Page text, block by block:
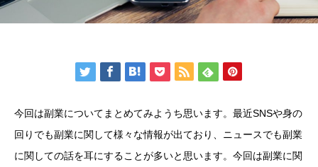
今回は副業についてまとめてみようち思います。最近SNSや身の
回りでも副業に関して様々な情報が出ており、ニュースでも副業
に関しての話を耳にすることが多いと思います。今回は副業に関